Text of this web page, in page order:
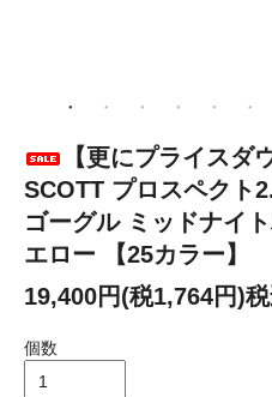
【更にプライスダ
SCOTT プロスペクト
ゴーグル ミッドナイ
エロー 【25カラー】
19,400円(税1,764円)
個数